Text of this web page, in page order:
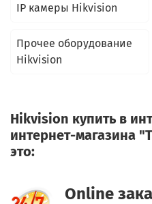
IP камеры Hikvision
Прочее оборудование
Hikvision
Hikvision купить в
интернет-магазина
это:
Online